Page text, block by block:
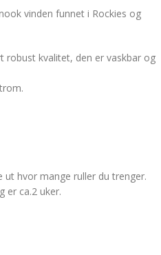
vinden funnet i Rockies og
robust kvalitet, den er vaskbar og
ut hvor mange ruller du trenger.
er ca.2 uker.